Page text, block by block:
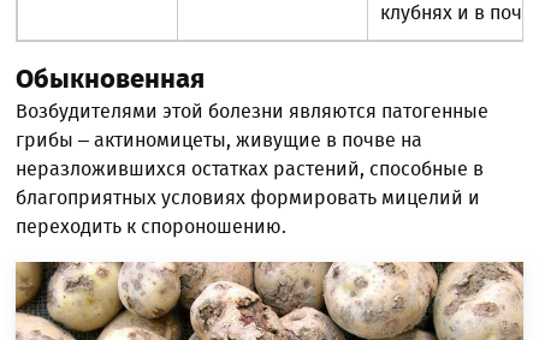
клубнях и в
Обыкновенная
Возбудителями этой болезни являются патогенные
грибы – актиномицеты, живущие в почве на
неразложившихся остатках растений, способные в
благоприятных условиях формировать мицелий и
переходить к спороношению.